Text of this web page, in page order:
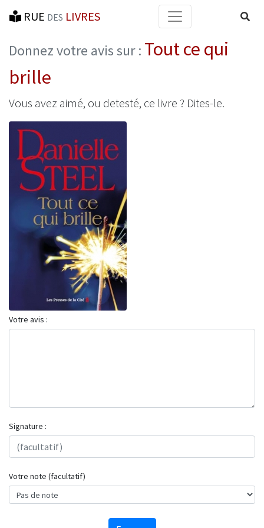
RUE DES LIVRES
Donnez votre avis sur : Tout ce qui
brille
Vous avez aimé, ou detesté, ce livre ? Dites-le.
Votre avis :
Signature :
Votre note (facultatif)